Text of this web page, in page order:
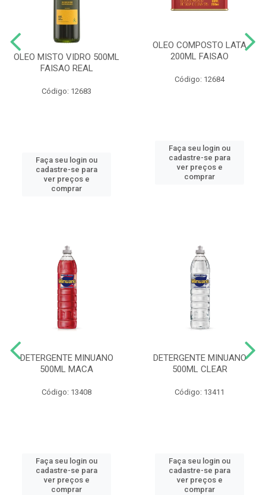
OLEO MISTO VIDRO 500ML
FAISAO REAL
Código: 12683
Faça seu login ou
cadastre-se para
ver preços e
comprar
OLEO COMPOSTO LATA
200ML FAISAO
Código: 12684
Faça seu login ou
cadastre-se para
ver preços e
comprar
DETERGENTE MINUANO
500ML MACA
Código: 13408
Faça seu login ou
cadastre-se para
ver preços e
comprar
DETERGENTE MINUANO
500ML CLEAR
Código: 13411
Faça seu login ou
cadastre-se para
ver preços e
comprar